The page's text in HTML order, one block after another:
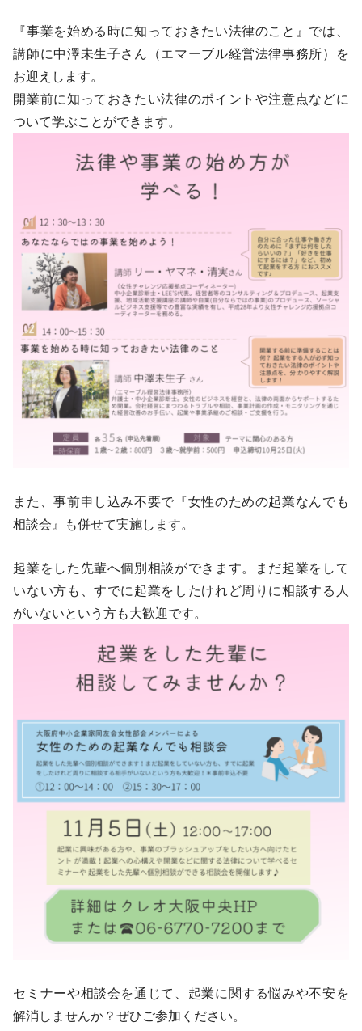
『事業を始める時に知っておきたい法律のこと』では、
講師に中澤未生子さん（エマーブル経営法律事務所）を
お迎えします。
開業前に知っておきたい法律のポイントや注意点などに
ついて学ぶことができます。
また、事前申し込み不要で『女性のための起業なんでも
相談会』も併せて実施します。
起業をした先輩へ個別相談ができます。まだ起業をして
いない方も、すでに起業をしたけれど周りに相談する人
がいないという方も大歓迎です。
セミナーや相談会を通じて、起業に関する悩みや不安を
解消しませんか？ぜひご参加ください。